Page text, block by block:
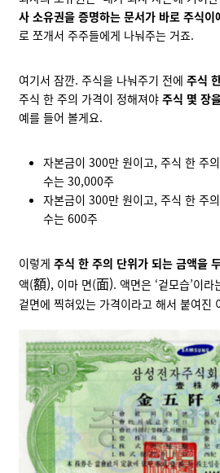
사 소유권을 증명하는 문서가 바로 주식이
로 쪼개서 주주들에게 나눠주는 거죠.
여기서 잠깐. 주식을 나눠주기 전에 주식
주식 한 주의 가격이 정해져야 주식 몇 장
예를 들어 볼게요.
자본금이 300만 원이고, 주식 한 주
수는 30,000주
자본금이 300만 원이고, 주식 한 주
수는 600주
이렇게 주식 한 주의 단위가 되는 금액을
액(額), 이마 면(面). 액면은 ‘겉모습’이
겉면에 찍혀있는 가격이라고 해서 붙여진